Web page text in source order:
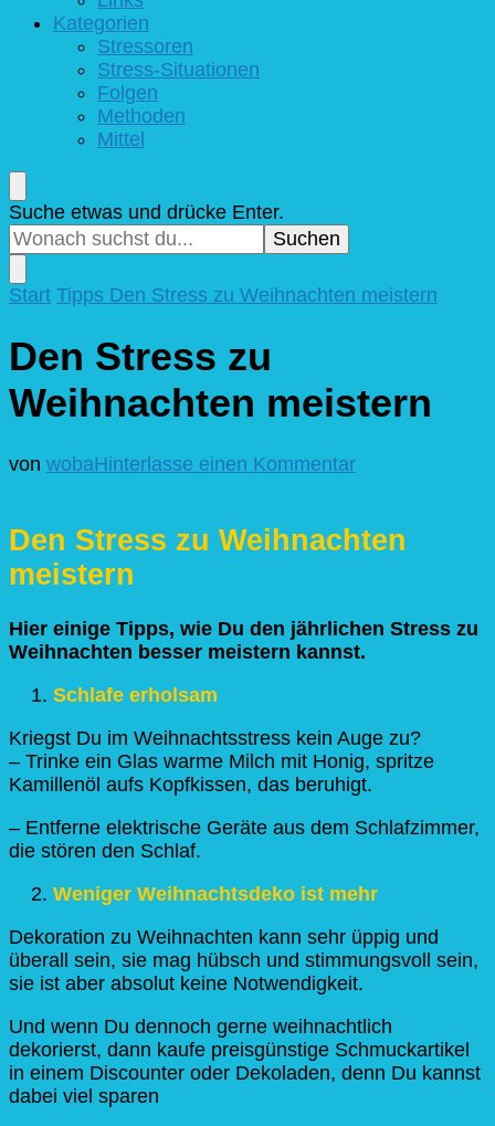
Kategorien
Stressoren
Stress-Situationen
Folgen
Methoden
Mittel
Suchst
du
nach
etwas?
Suche etwas und drücke Enter.
Start Tipps Den Stress zu Weihnachten meistern
Den Stress zu
Weihnachten meistern
von wobaHinterlasse einen Kommentarzu
zu
Weihnachten
Den Stress zu Weihnachten
meistern
Hier einige Tipps, wie Du den jährlichen Stress zu
Weihnachten besser meistern kannst.
Schlafe erholsam
Kriegst Du im Weihnachtsstress kein Auge zu?
– Trinke ein Glas warme Milch mit Honig, spritze
Kamillenöl aufs Kopfkissen, das beruhigt.
– Entferne elektrische Geräte aus dem Schlafzimmer,
die stören den Schlaf.
Weniger Weihnachtsdeko ist mehr
Dekoration zu Weihnachten kann sehr üppig und
überall sein, sie mag hübsch und stimmungsvoll sein,
sie ist aber absolut keine Notwendigkeit.
Und wenn Du dennoch gerne weihnachtlich
dekorierst, dann kaufe preisgünstige Schmuckartikel
in einem Discounter oder Dekoladen, denn Du kannst
dabei viel sparen